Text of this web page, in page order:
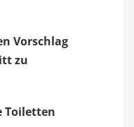
Vorschlag
zu
Toiletten